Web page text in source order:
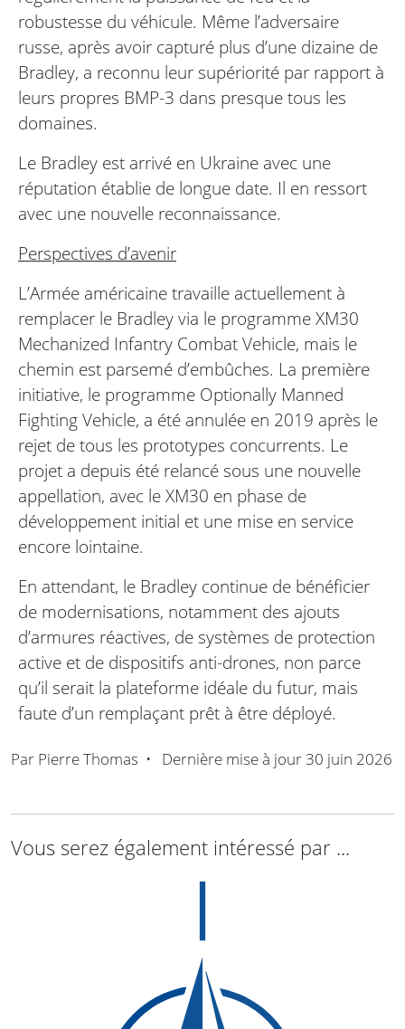
robustesse du véhicule. Même l’adversaire
russe, après avoir capturé plus d’une dizaine de
Bradley, a reconnu leur supériorité par rapport à
leurs propres BMP-3 dans presque tous les
domaines.
Le Bradley est arrivé en Ukraine avec une
réputation établie de longue date. Il en ressort
avec une nouvelle reconnaissance.
Perspectives d’avenir
L’Armée américaine travaille actuellement à
remplacer le Bradley via le programme XM30
Mechanized Infantry Combat Vehicle, mais le
chemin est parsemé d’embûches. La première
initiative, le programme Optionally Manned
Fighting Vehicle, a été annulée en 2019 après le
rejet de tous les prototypes concurrents. Le
projet a depuis été relancé sous une nouvelle
appellation, avec le XM30 en phase de
développement initial et une mise en service
encore lointaine.
En attendant, le Bradley continue de bénéficier
de modernisations, notamment des ajouts
d’armures réactives, de systèmes de protection
active et de dispositifs anti-drones, non parce
qu’il serait la plateforme idéale du futur, mais
faute d’un remplaçant prêt à être déployé.
Par Pierre Thomas • Dernière mise à jour 30 juin 2026
Vous serez également intéressé par ...